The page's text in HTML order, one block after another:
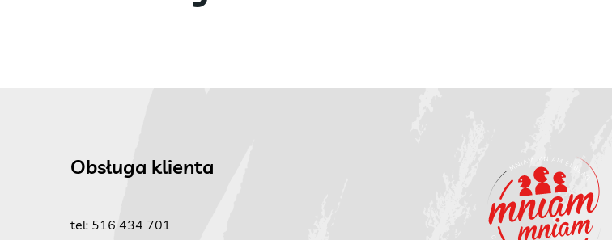
Obsługa klienta
tel: 516 434 701